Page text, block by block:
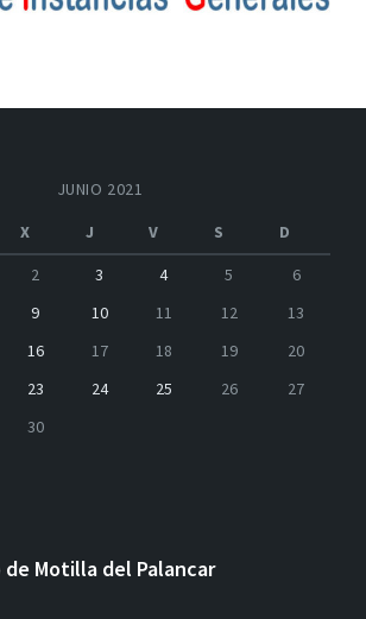
JUNIO 2021
X J V S
D
2 3 4 5
6
9 10 11 12
13
16 17 18 19
20
23 24 25 26
27
30
Motilla del Palancar